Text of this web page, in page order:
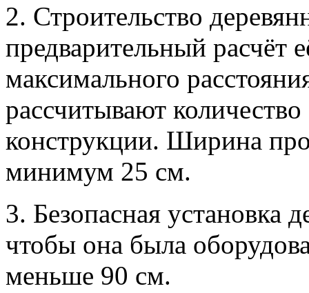
2. Строительство
предварительный расчёт
максимального
рассчитывают
конструкции. Ширина
минимум 25 см.
3. Безопасная установка
чтобы она была
меньше 90 см.